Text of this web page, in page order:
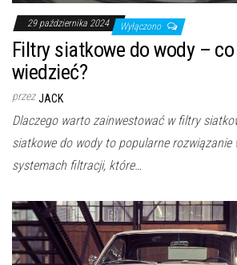
29 października 2024 Wyłączono
Filtry siatkowe do wody –
wiedzieć?
przez JACK
Dlaczego warto zainwestować w filtry
siatkowe do wody to popularne rozwiązanie
systemach filtracji, które…